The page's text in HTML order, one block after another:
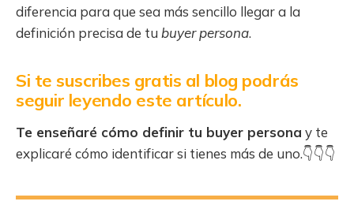
diferencia para que sea más sencillo llegar a la
definición precisa de tu buyer persona.
Si te suscribes gratis al blog podrás
seguir leyendo este artículo.
Te enseñaré cómo definir tu buyer persona y te
explicaré cómo identificar si tienes más de uno.👇👇👇